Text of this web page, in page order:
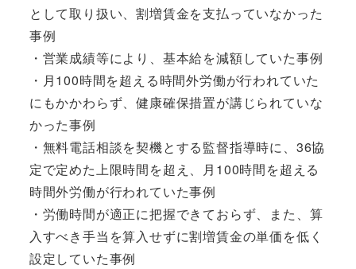
として取り扱い、割増賃金を支払っていなかった
事例
・営業成績等により、基本給を減額していた事例
・月100時間を超える時間外労働が行われていた
にもかかわらず、健康確保措置が講じられていな
かった事例
・無料電話相談を契機とする監督指導時に、36協
定で定めた上限時間を超え、月100時間を超える
時間外労働が行われていた事例
・労働時間が適正に把握できておらず、また、算
入すべき手当を算入せずに割増賃金の単価を低く
設定していた事例